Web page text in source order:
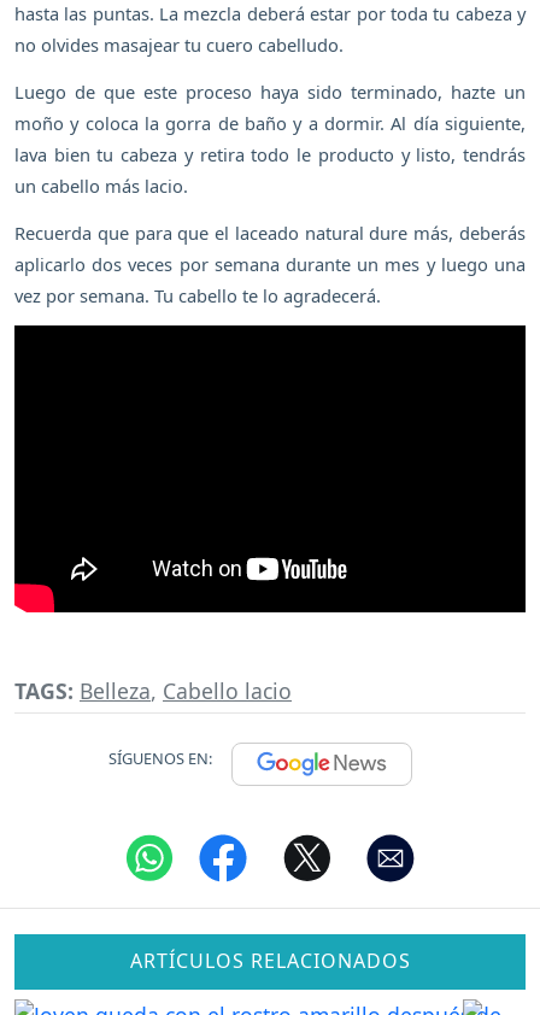
hasta las puntas. La mezcla deberá estar por toda tu cabeza y
no olvides masajear tu cuero cabelludo.
Luego de que este proceso haya sido terminado, hazte un
moño y coloca la gorra de baño y a dormir. Al día siguiente,
lava bien tu cabeza y retira todo le producto y listo, tendrás
un cabello más lacio.
Recuerda que para que el laceado natural dure más, deberás
aplicarlo dos veces por semana durante un mes y luego una
vez por semana. Tu cabello te lo agradecerá.
TAGS: Belleza, Cabello lacio
SÍGUENOS EN:
ARTÍCULOS RELACIONADOS